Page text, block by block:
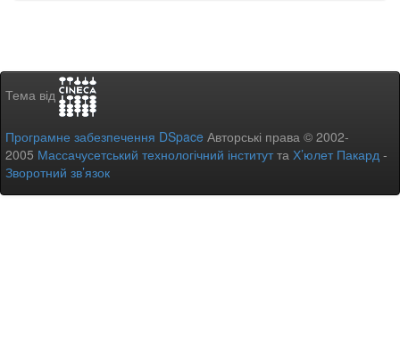
Тема від
Програмне забезпечення DSpace Авторські права © 2002-
2005 Массачусетський технологічний інститутта Х’юлет Пакард -
Зворотний зв’язок